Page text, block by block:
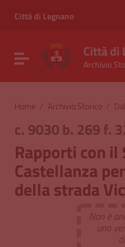
Vai al menu di navigazione
Città di Legnano
Attiva / disattiva laCittà di
Archivio
Home / Archivio Storico /
c. 9030 b. 269 f.
Rapporti con il
Castellanza
della strada
Non è
una